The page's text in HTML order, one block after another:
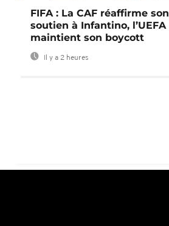
FIFA : La CAF réaffirme son
soutien à Infantino, l’UEFA
maintient son boycott
Il y a 2 heures